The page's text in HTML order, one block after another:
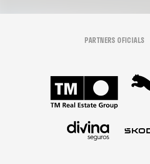
PARTNERS OFICIALS